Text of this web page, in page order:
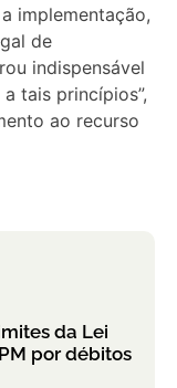
implementação,
de
indispensável
tais princípios”,
ao recurso
da Lei
por débitos